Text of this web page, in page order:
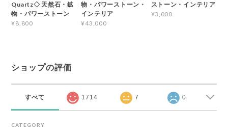
Quartz◇ 天然石・鉱
物・パワーストーン
¥8,800
物・パワーストーン・
インテリア
¥43,000
ストーン・インテリア
¥3,000
ショップの評価
すべて 1714 7 0
CATEGORY